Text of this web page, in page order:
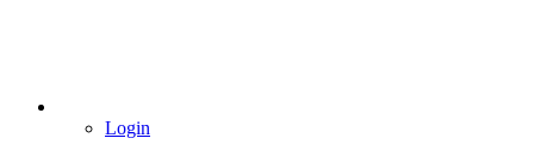
Login